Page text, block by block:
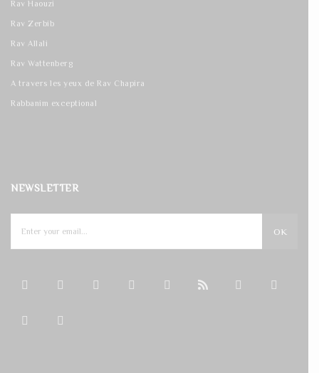
Rav Haouzi
Rav Zerbib
Rav Allali
Rav Wattenberg
A travers les yeux de Rav Chapira
Rabbanim exceptional
NEWSLETTER
OK